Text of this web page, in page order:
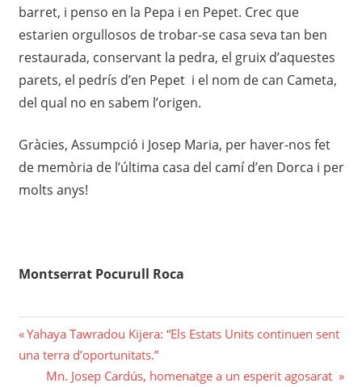
barret, i penso en la Pepa i en Pepet. Crec que
estarien orgullosos de trobar-se casa seva tan ben
restaurada, conservant la pedra, el gruix d’aquestes
parets, el pedrís d’en Pepet i el nom de can Cameta,
del qual no en sabem l’origen.
Gràcies, Assumpció i Josep Maria, per haver-nos fet
de memòria de l’última casa del camí d’en Dorca i per
molts anys!
Montserrat Pocurull Roca
Navegació
d'entrades
Previous
Post:
Yahaya Tawradou Kijera: “Els Estats Units continuen sent
una terra d’oportunitats.”
Next
Mn. Josep Cardús, homenatge a un esperit agosarat